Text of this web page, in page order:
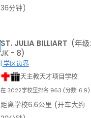
36分钟)
ST. JULIA BILLIART (年级:
JK - 8)
| 学区边界
天主教天才项目学校
在 3022学校里排名 963 (分数: 6.9)
距离学校6.6公里 (开车大约